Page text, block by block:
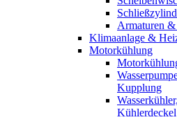
Armaturen
Klimaanlage &
Motorkühlung
Kupplung
Kühlerdeckel